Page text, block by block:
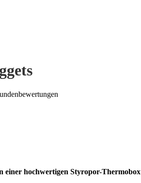
einer hochwertigen Styropor-Thermobox